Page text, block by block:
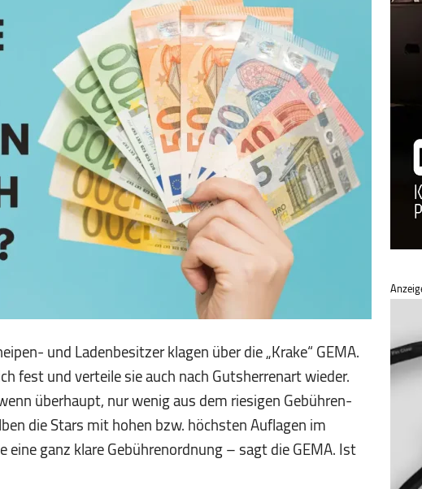
und Ladenbesitzer klagen über die „Krake“ GEMA.
fest und verteile sie auch nach Gutsherrenart wieder.
überhaupt, nur wenig aus dem riesigen Gebühren­
die Stars mit hohen bzw. höchsten Auflagen im
ganz klare Gebührenordnung – sagt die GEMA. Ist